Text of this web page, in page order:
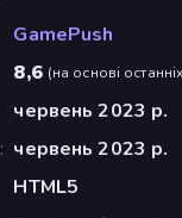
GamePush
8,6 (на основі
червень 2023 р.
червень 2023 р.
HTML5